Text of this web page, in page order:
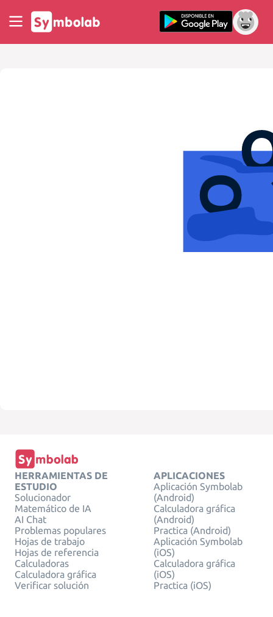
HERRAMIENTAS DE
ESTUDIO
Solucionador
Matemático de IA
AI Chat
Problemas populares
Hojas de trabajo
Hojas de referencia
Calculadoras
Calculadora gráfica
Verificar solución
APLICACIONES
Aplicación Symbolab
(Android)
Calculadora gráfica
(Android)
Practica (Android)
Aplicación Symbolab
(iOS)
Calculadora gráfica
(iOS)
Practica (iOS)